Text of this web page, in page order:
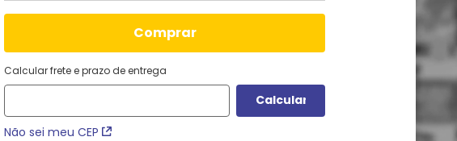
comprar
Calcular frete e prazo de entrega
Não sei meu CEP